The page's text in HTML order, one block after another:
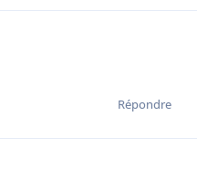
Répondre